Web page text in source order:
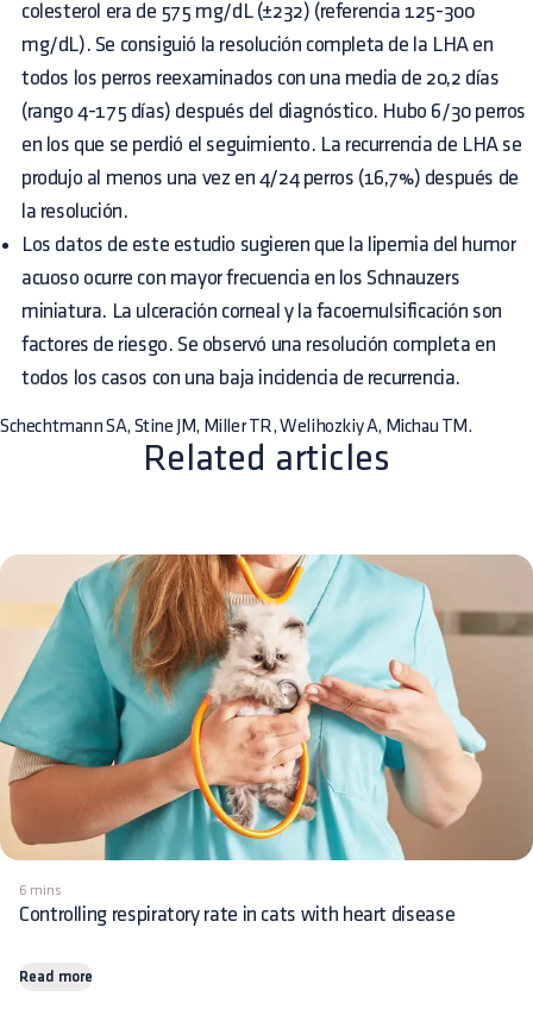
colesterol era de 575 mg/dL (±232) (referencia 125-300
mg/dL). Se consiguió la resolución completa de la LHA en
todos los perros reexaminados con una media de 20,2 días
(rango 4-175 días) después del diagnóstico. Hubo 6/30 perros
en los que se perdió el seguimiento. La recurrencia de LHA se
produjo al menos una vez en 4/24 perros (16,7%) después de
la resolución.
Los datos de este estudio sugieren que la lipemia del humor
acuoso ocurre con mayor frecuencia en los Schnauzers
miniatura. La ulceración corneal y la facoemulsificación son
factores de riesgo. Se observó una resolución completa en
todos los casos con una baja incidencia de recurrencia.
Schechtmann SA, Stine JM, Miller TR, Welihozkiy A, Michau TM.
Related articles
6 mins
Controlling respiratory rate in cats with heart disease
Read more